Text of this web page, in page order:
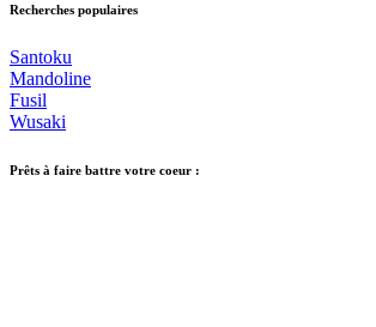
Recherches populaires
Santoku
Mandoline
Fusil
Wusaki
Prêts à faire battre votre coeur :